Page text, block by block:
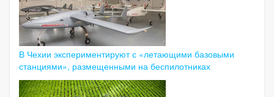
В Чехии экспериментируют с «летающими базовыми
станциями», размещенными на беспилотниках